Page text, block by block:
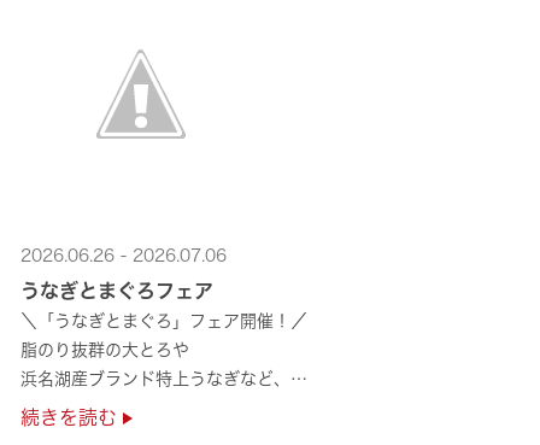
2026.06.26 - 2026.07.06
うなぎとまぐろフェア
＼「うなぎとまぐろ」フェア開催！／
脂のり抜群の大とろや
浜名湖産ブランド特上うなぎなど、
夏のスタミナ補給にぴったりのメニューが勢揃い✨
続きを読む